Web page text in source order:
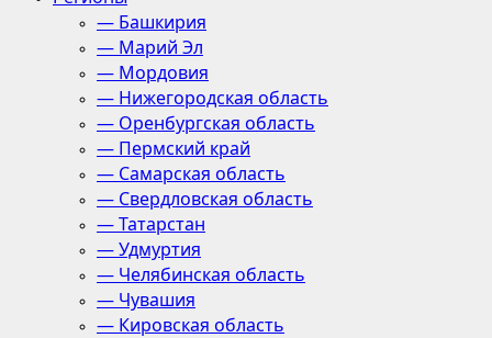
— Башкирия
— Марий Эл
— Мордовия
— Нижегородская область
— Оренбургская область
— Пермский край
— Самарская область
— Свердловская область
— Татарстан
— Удмуртия
— Челябинская область
— Чувашия
— Кировская область